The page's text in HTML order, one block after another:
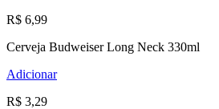
R$ 6,99
Cerveja Budweiser Long Neck 330ml
Adicionar
R$ 3,29